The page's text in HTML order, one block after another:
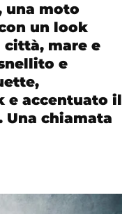
una moto
un look
mare e
e
e accentuato il
Una chiamata